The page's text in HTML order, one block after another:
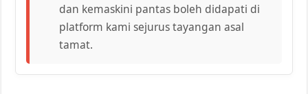
dan kemaskini pantas boleh didapati di
platform kami sejurus tayangan asal
tamat.